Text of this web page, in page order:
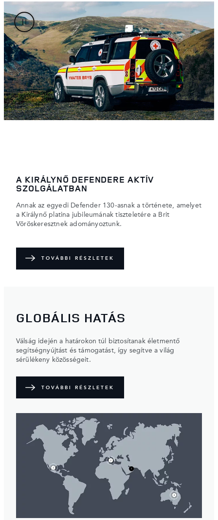
A KIRÁLYNŐ DEFENDERE AKTÍV
SZOLGÁLATBAN
Annak az egyedi Defender 130-asnak a története, amelyet
a Királynő platina jubileumának tiszteletére a Brit
Vöröskeresztnek adományoztunk.
TOVÁBBI RÉSZLETEK
GLOBÁLIS HATÁS
Válság idején a határokon túl biztosítanak életmentő
segítségnyújtást és támogatást, így segítve a világ
sérülékeny közösségeit.
TOVÁBBI RÉSZLETEK